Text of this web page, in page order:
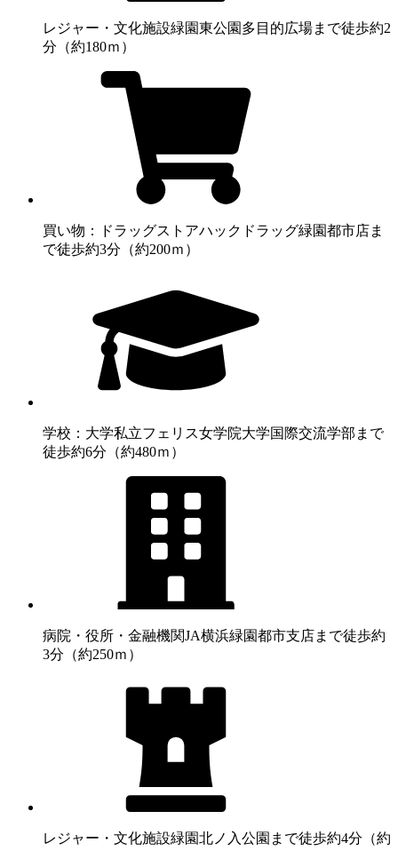
レジャー・文化施設緑園東公園多目的広場まで徒歩約2
分（約180ｍ）
買い物：ドラッグストアハックドラッグ緑園都市店ま
で徒歩約3分（約200ｍ）
学校：大学私立フェリス女学院大学国際交流学部まで
徒歩約6分（約480ｍ）
病院・役所・金融機関JA横浜緑園都市支店まで徒歩約
3分（約250ｍ）
レジャー・文化施設緑園北ノ入公園まで徒歩約4分（約